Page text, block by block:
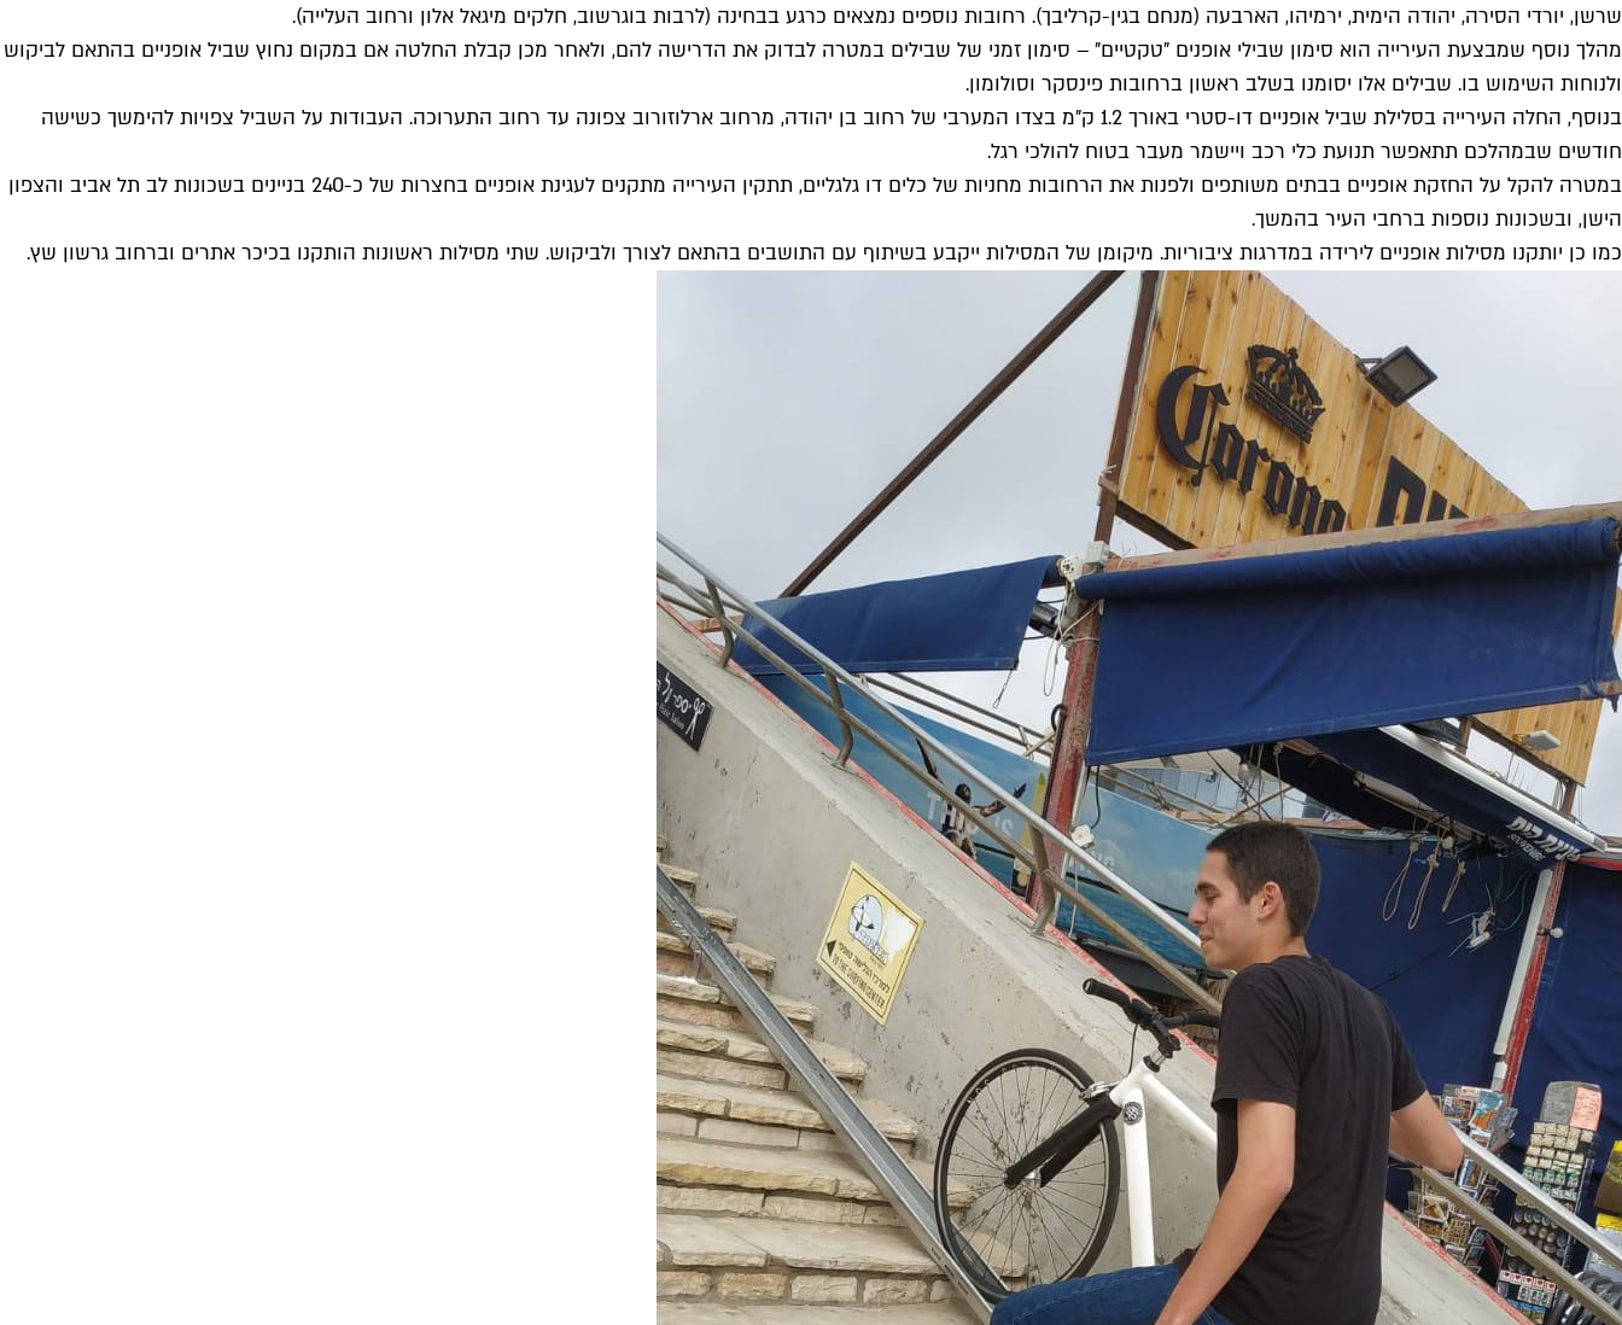
שרשן, יורדי הסירה, יהודה הימית, ירמיהו, הארבעה (מנחם בגין-קרליבך). רחובות נוספים נמצאים כרגע בבחינה (לרבות בוגרשוב, חלקים מיגאל אלון ורחוב העלייה).
מהלך נוסף שמבצעת העירייה הוא סימון שבילי אופנים "טקטיים" – סימון זמני של שבילים במטרה לבדוק את הדרישה להם, ולאחר מכן קבלת החלטה אם במקום נחוץ שביל אופניים בהתאם לביקוש
ולנוחות השימוש בו. שבילים אלו יסומנו בשלב ראשון ברחובות פינסקר וסולומון.
בנוסף, החלה העירייה בסלילת שביל אופניים דו-סטרי באורך 1.2 ק"מ בצדו המערבי של רחוב בן יהודה, מרחוב ארלוזורוב צפונה עד רחוב התערוכה. העבודות על השביל צפויות להימשך כשישה
חודשים שבמהלכם תתאפשר תנועת כלי רכב ויישמר מעבר בטוח להולכי רגל.
במטרה להקל על החזקת אופניים בבתים משותפים ולפנות את הרחובות מחניות של כלים דו גלגליים, תתקין העירייה מתקנים לעגינת אופניים בחצרות של כ-240 בניינים בשכונות לב תל אביב והצפון
הישן, ובשכונות נוספות ברחבי העיר בהמשך.
כמו כן יותקנו מסילות אופניים לירידה במדרגות ציבוריות. מיקומן של המסילות ייקבע בשיתוף עם התושבים בהתאם לצורך ולביקוש. שתי מסילות ראשונות הותקנו בכיכר אתרים וברחוב גרשון שץ.